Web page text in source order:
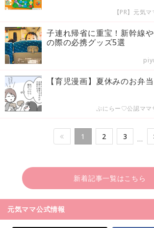
【PR】元気
子連れ帰省に重宝！新幹線
の際の必携グッズ5選
【育児漫画】夏休みのお弁当
ぷにらー♡公認ママ
1 2 3 …
新着記事一覧はこちら
元気ママ公式情報